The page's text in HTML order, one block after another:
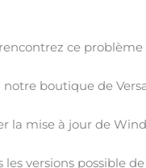
ce
boutique de
la mise à jour de
les versions possible